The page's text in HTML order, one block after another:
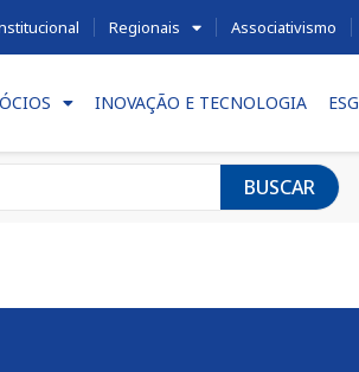
Regionais Associativismo
INOVAÇÃO E TECNOLOGIA ESG
BUSCAR